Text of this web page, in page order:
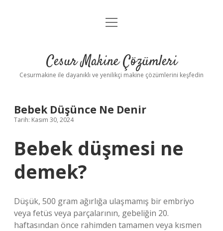
Anasayfa
Yasal Uyarı
menüyü
Cesur Makine Çözümleri
Cesurmakine ile dayanıklı ve yenilikçi makine çözümlerini keşfedin
Bebek Düşünce Ne Denir
Tarih: Kasım 30, 2024
Bebek düşmesi ne
demek?
Düşük, 500 gram ağırlığa ulaşmamış bir embriyo
veya fetüs veya parçalarının, gebeliğin 20.
haftasından önce rahimden tamamen veya kısmen